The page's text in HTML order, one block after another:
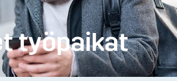
työpaikat